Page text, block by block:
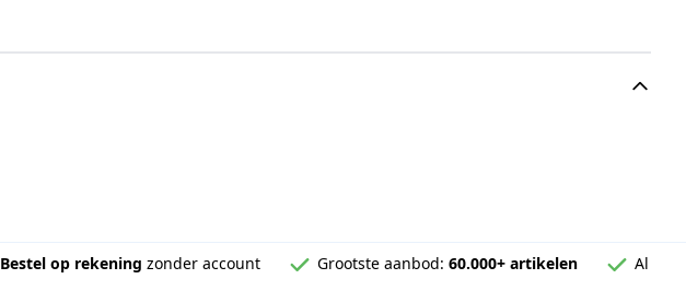
Bestel op rekening zonder account Grootste aanbod: 60.000+ artikelen
Al